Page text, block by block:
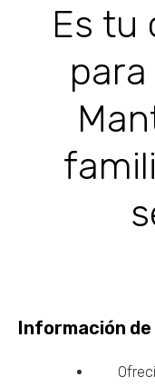
Es tu
Información de